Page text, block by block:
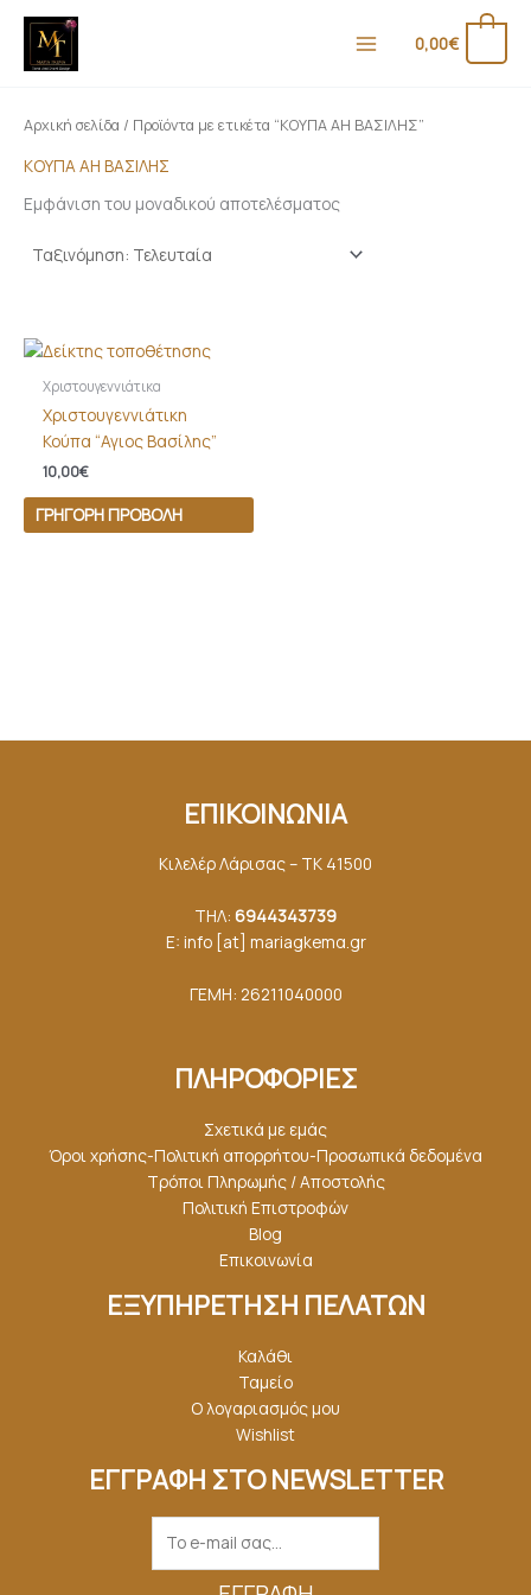
Μετάβαση
περιεχόμενο
0,00€
Αρχική σελίδα / Προϊόντα με ετικέτα “ΚΟΥΠΑ ΑΗ ΒΑΣΙΛΗΣ”
ΚΟΥΠΑ ΑΗ ΒΑΣΙΛΗΣ
Εμφάνιση του μοναδικού αποτελέσματος
Χριστουγεννιάτικα
Χριστουγεννιάτικη
Κούπα “Αγιος Βασίλης”
10,00€
ΓΡΉΓΟΡΗ ΠΡΟΒΟΛΉ
ΕΠΙΚΟΙΝΩΝΙΑ
Κιλελέρ Λάρισας – ΤΚ 41500
ΤΗΛ: 6944343739
E: info [at] mariagkemα.gr
ΓΕΜΗ: 26211040000
ΠΛΗΡΟΦΟΡΙΕΣ
Σχετικά με εμάς
Όροι χρήσης-Πολιτική απορρήτου-Προσωπικά δεδομένα
Τρόποι Πληρωμής / Αποστολής
Πολιτική Επιστροφών
Blog
Επικοινωνία
ΕΞΥΠΗΡΕΤΗΣΗ ΠΕΛΑΤΩΝ
Καλάθι
Ταμείο
Ο λογαριασμός μου
Wishlist
ΕΓΓΡΑΦΗ ΣΤΟ NEWSLETTER